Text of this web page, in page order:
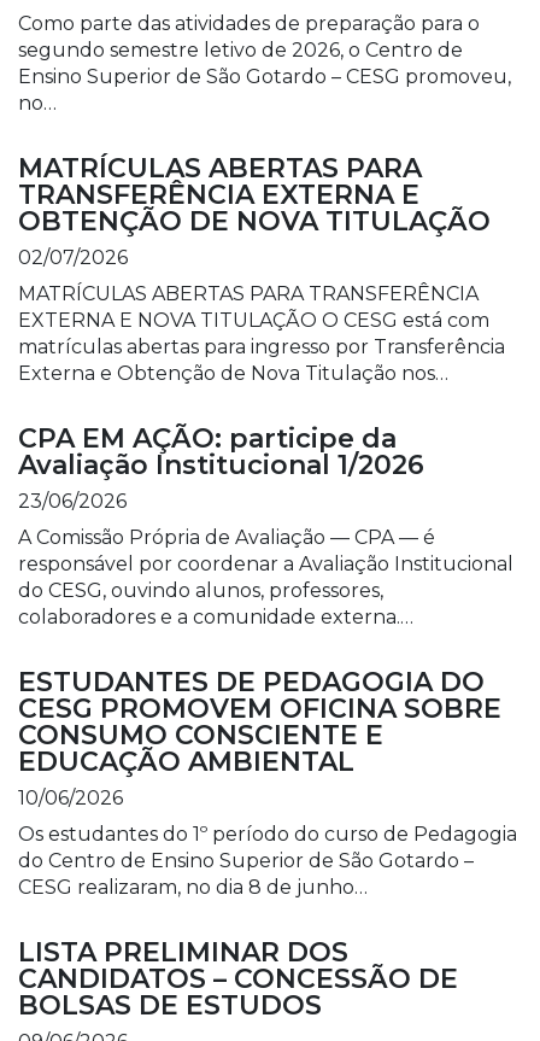
Como parte das atividades de preparação para o
segundo semestre letivo de 2026, o Centro de
Ensino Superior de São Gotardo – CESG promoveu,
no…
MATRÍCULAS ABERTAS PARA
TRANSFERÊNCIA EXTERNA E
OBTENÇÃO DE NOVA TITULAÇÃO
02/07/2026
MATRÍCULAS ABERTAS PARA TRANSFERÊNCIA
EXTERNA E NOVA TITULAÇÃO O CESG está com
matrículas abertas para ingresso por Transferência
Externa e Obtenção de Nova Titulação nos…
CPA EM AÇÃO: participe da
Avaliação Institucional 1/2026
23/06/2026
A Comissão Própria de Avaliação — CPA — é
responsável por coordenar a Avaliação Institucional
do CESG, ouvindo alunos, professores,
colaboradores e a comunidade externa.…
ESTUDANTES DE PEDAGOGIA DO
CESG PROMOVEM OFICINA SOBRE
CONSUMO CONSCIENTE E
EDUCAÇÃO AMBIENTAL
10/06/2026
Os estudantes do 1º período do curso de Pedagogia
do Centro de Ensino Superior de São Gotardo –
CESG realizaram, no dia 8 de junho…
LISTA PRELIMINAR DOS
CANDIDATOS – CONCESSÃO DE
BOLSAS DE ESTUDOS